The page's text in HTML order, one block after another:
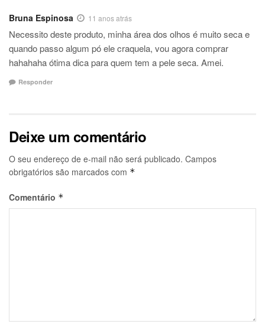
Bruna Espinosa 11 anos atrás
Necessito deste produto, minha área dos olhos é muito seca e
quando passo algum pó ele craquela, vou agora comprar
hahahaha ótima dica para quem tem a pele seca. Amei.
Responder
Deixe um comentário
O seu endereço de e-mail não será publicado. Campos
obrigatórios são marcados com *
Comentário *